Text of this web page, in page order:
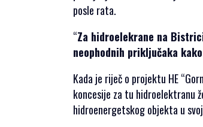
HERCEGOVAČKA
posle rata.
“Za hidroelekrane na
neophodnih priključaka
Kada je riječ o projektu HE
koncesije za tu hidroelektranu
hidroenergetskog objekta u